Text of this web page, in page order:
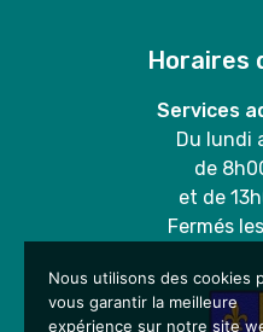
Horaires
Services
Du lundi
de
et de
Fermés
Nous utilisons des cookies
vous garantir la meilleure
expérience sur notre site